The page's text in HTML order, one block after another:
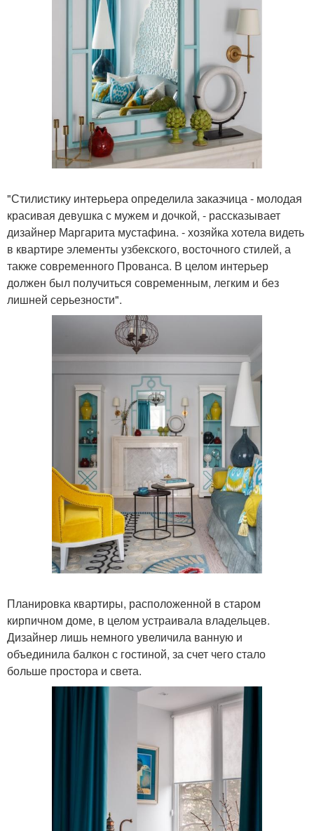
"Стилистику интерьера определила заказчица - молодая
красивая девушка с мужем и дочкой, - рассказывает
дизайнер Маргарита мустафина. - хозяйка хотела видеть
в квартире элементы узбекского, восточного стилей, а
также современного Прованса. В целом интерьер
должен был получиться современным, легким и без
лишней серьезности".
Планировка квартиры, расположенной в старом
кирпичном доме, в целом устраивала владельцев.
Дизайнер лишь немного увеличила ванную и
объединила балкон с гостиной, за счет чего стало
больше простора и света.